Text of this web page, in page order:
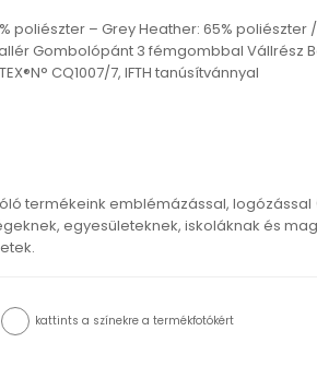
poliészter – Grey Heather: 65% poliészter
Gombolópánt 3 fémgombbal Vállrész
CQ1007/7, IFTH tanúsítvánnyal
termékeink emblémázással,
egyesületeknek, iskoláknak és
kattints a színekre a termékfotókért